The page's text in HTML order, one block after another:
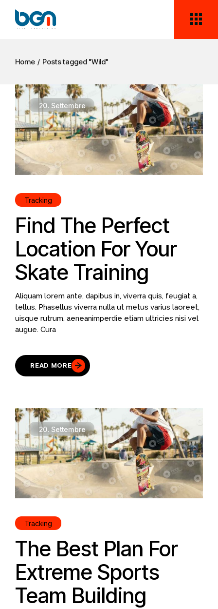
content
Home Posts tagged "Wild"
20. Settembre
Tracking
Find The Perfect
Location For Your
Skate Training
Aliquam lorem ante, dapibus in, viverra quis, feugiat a,
tellus. Phasellus viverra nulla ut metus varius laoreet,
uisque rutrum, aeneanimperdie etiam ultricies nisi vel
augue. Cura
READ MORE
20. Settembre
Tracking
The Best Plan For
Extreme Sports
Team Building